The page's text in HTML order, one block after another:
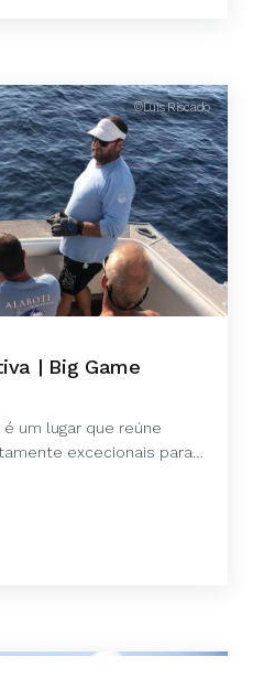
©Luis Riscado
| Big Game
um lugar que reúne
excecionais para…